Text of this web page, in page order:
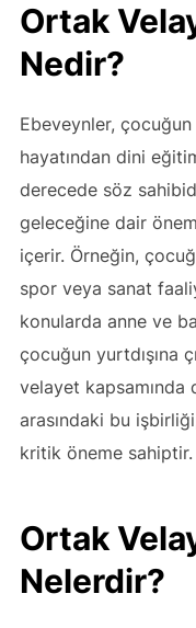
Ortak
Nedir?
Ebeveynler, çocuğun
hayatından dini
derecede söz
geleceğine dair
içerir. Örneğin,
spor veya sanat
konularda anne ve
çocuğun yurtdışına
velayet kapsamında
arasındaki bu
kritik öneme sahiptir.
Ortak
Nelerdir?